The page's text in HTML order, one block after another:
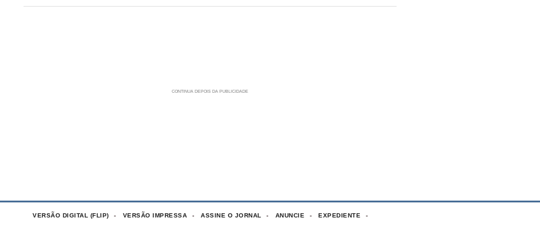
VERSÃO DIGITAL (FLIP) VERSÃO IMPRESSA ASSINE O JORNAL ANUNCIE EXPEDIENTE